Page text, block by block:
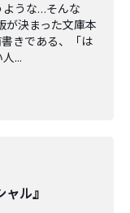
ような…そんな
が決まった文庫本
きである、「は
...
ル』